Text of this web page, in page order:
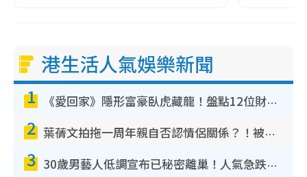
港生活人氣娛樂新聞
1 《愛回家》隱形富豪臥虎藏龍！盤點12位財氣逼人的有錢藝人：呢位靚女3億身家唔憂做
2 葉蒨文拍拖一周年親自否認情侶關係？！被質疑感情造假竟稱GM「普通同事」
3 30歲男藝人低調宣布已秘密離巢！人氣急跌變失蹤人口︰「這幾年過得並不容易」